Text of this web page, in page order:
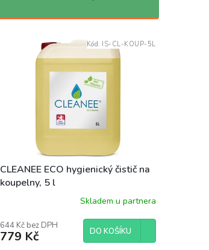
CLEANEE ECO hygienický čistič na
koupelny, 5 l
Skladem u partnera
644 Kč bez DPH
779 Kč DO KOŠÍKU
Kód: IS-CL-KOUP-5L